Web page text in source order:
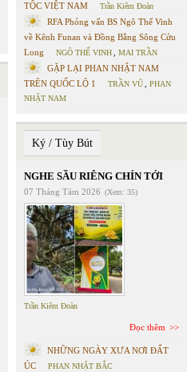
TỘC VIỆT NAM
Trần Kiêm Đoàn
RFA Phỏng vấn BS Ngô Thế Vinh
về Kênh Funan và Đồng Bằng Sông Cửu
Long
NGÔ THẾ VINH MAI TRẦN
GẶP LẠI PHAN NHẬT NAM
TRÊN QUỐC LỘ 1
TRẦN VŨ
PHAN
NHẬT NAM
Ký / Tùy Bút
NGHE SẦU RIÊNG CHÍN TỚI
07 Tháng Tám 2026 (Xem: 35)
Trần Kiêm Đoàn
Đọc thêm
NHỮNG NGÀY XƯA NƠI ĐẤT
ÚC
PHAN NHẬT BẮC